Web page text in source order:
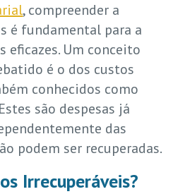
, compreender a
é fundamental para a
eficazes. Um conceito
é o dos custos
conhecidos como
são despesas já
das
podem ser recuperadas.
Irrecuperáveis?